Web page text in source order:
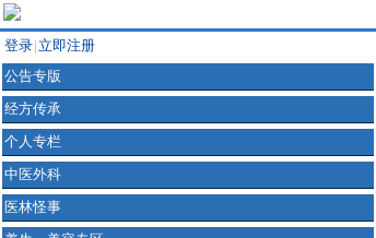
登录 立即注册
公告专版
经方传承
个人专栏
中医外科
医林怪事